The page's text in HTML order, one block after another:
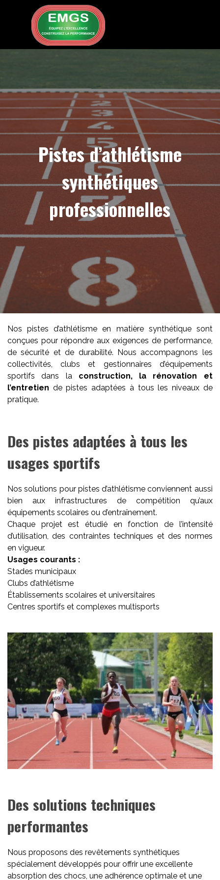
Aller au contenu
Sauter le menu
Pistes d’athlétisme
synthétiques
professionnelles
Nos pistes d’athlétisme en matière synthétique sont
conçues pour répondre aux exigences de performance,
de sécurité et de durabilité. Nous accompagnons les
collectivités, clubs et gestionnaires d’équipements
sportifs dans la construction, la rénovation et
l’entretien de pistes adaptées à tous les niveaux de
pratique.
Des pistes adaptées à tous les
usages sportifs
Nos solutions pour pistes d’athlétisme conviennent aussi
bien aux infrastructures de compétition qu’aux
équipements scolaires ou d’entraînement.
Chaque projet est étudié en fonction de l’intensité
d’utilisation, des contraintes techniques et des normes
en vigueur.
Usages courants :
Stades municipaux
Clubs d’athlétisme
Établissements scolaires et universitaires
Centres sportifs et complexes multisports
Des solutions techniques
performantes
Nous proposons des revêtements synthétiques
spécialement développés pour offrir une excellente
absorption des chocs, une adhérence optimale et une